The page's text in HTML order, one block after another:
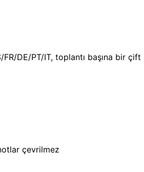
DE/PT/IT, toplantı başına bir çift
çevrilmez